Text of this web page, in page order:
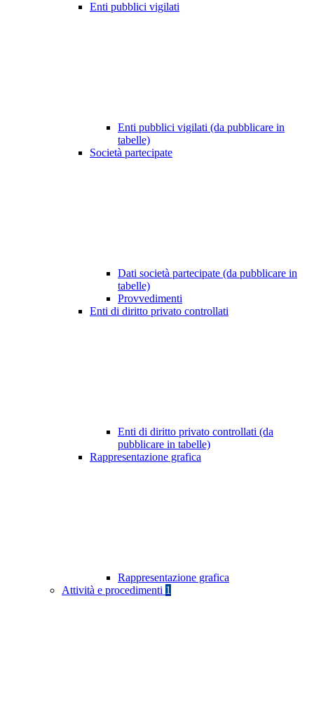
Enti pubblici vigilati
Enti pubblici vigilati (da pubblicare in
tabelle)
Società partecipate
Dati società partecipate (da pubblicare in
tabelle)
Provvedimenti
Enti di diritto privato controllati
Enti di diritto privato controllati (da
pubblicare in tabelle)
Rappresentazione grafica
Rappresentazione grafica
Attività e procedimenti 1